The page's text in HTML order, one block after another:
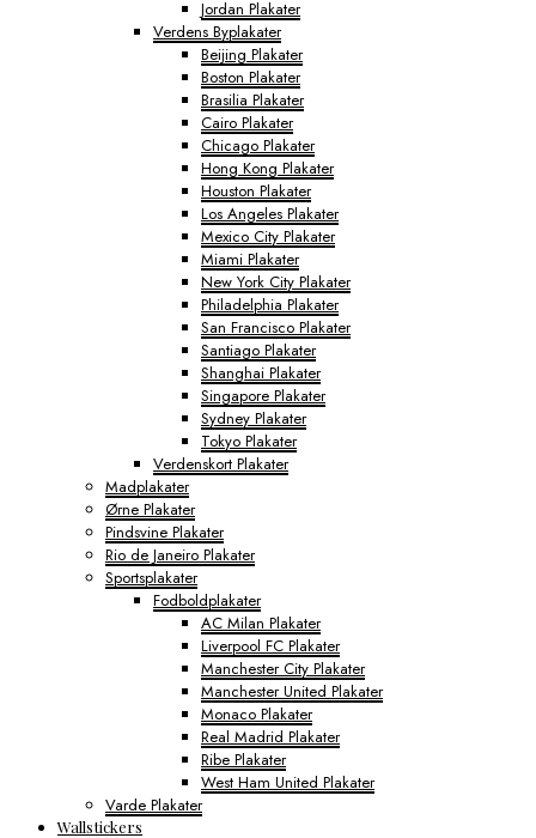
Jordan Plakater
Verdens Byplakater
Beijing Plakater
Boston Plakater
Brasilia Plakater
Cairo Plakater
Chicago Plakater
Hong Kong Plakater
Houston Plakater
Los Angeles Plakater
Mexico City Plakater
Miami Plakater
New York City Plakater
Philadelphia Plakater
San Francisco Plakater
Santiago Plakater
Shanghai Plakater
Singapore Plakater
Sydney Plakater
Tokyo Plakater
Verdenskort Plakater
Madplakater
Ørne Plakater
Pindsvine Plakater
Rio de Janeiro Plakater
Sportsplakater
Fodboldplakater
AC Milan Plakater
Liverpool FC Plakater
Manchester City Plakater
Manchester United Plakater
Monaco Plakater
Real Madrid Plakater
Ribe Plakater
West Ham United Plakater
Varde Plakater
Wallstickers